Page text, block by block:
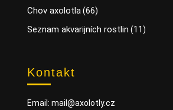
Chov axolotla(66)
Seznam akvarijních rostlin (11)
Kontakt
Email: mail@axolotly.cz